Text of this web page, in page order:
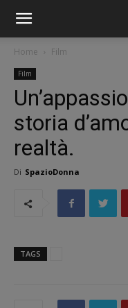
Home Film
Film
storia
realtà.
Di SpazioDonna
TAGS